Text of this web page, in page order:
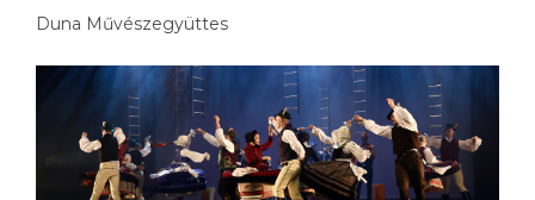
Duna Művészegyüttes